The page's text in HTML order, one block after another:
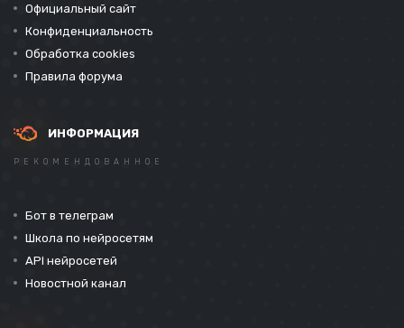
Официальный сайт
Конфиденциальность
Обработка cookies
Правила форума
ИНФОРМАЦИЯ
РЕКОМЕНДОВАННОЕ
Бот в телеграм
Школа по нейросетям
API нейросетей
Новостной канал